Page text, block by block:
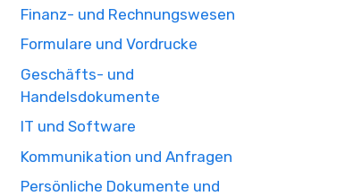
Finanz- und Rechnungswesen
Formulare und Vordrucke
Geschäfts- und
Handelsdokumente
IT und Software
Kommunikation und Anfragen
Persönliche Dokumente und